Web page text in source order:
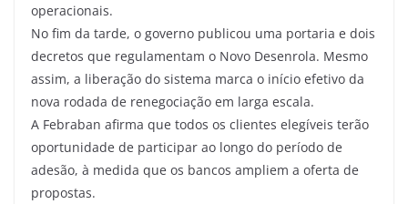
operacionais.
No fim da tarde, o governo publicou uma portaria e dois
decretos que regulamentam o Novo Desenrola. Mesmo
assim, a liberação do sistema marca o início efetivo da
nova rodada de renegociação em larga escala.
A Febraban afirma que todos os clientes elegíveis terão
oportunidade de participar ao longo do período de
adesão, à medida que os bancos ampliem a oferta de
propostas.